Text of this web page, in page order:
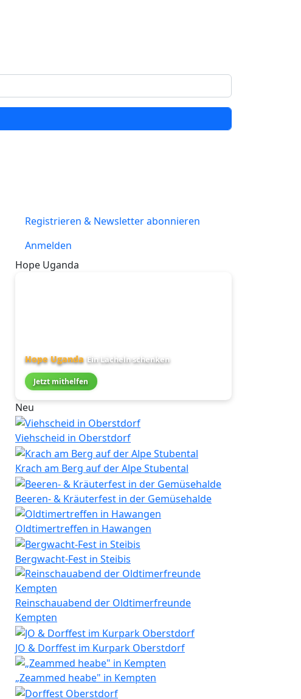
Registrieren & Newsletter abonnieren
Anmelden
Hope Uganda
Hope Uganda Ein Lächeln schenken
Jetzt mithelfen
Neu
Viehscheid in Oberstdorf
Krach am Berg auf der Alpe Stubental
Beeren- & Kräuterfest in der Gemüsehalde
Oldtimertreffen in Hawangen
Bergwacht-Fest in Steibis
Reinschauabend der Oldtimerfreunde
Kempten
JO & Dorffest im Kurpark Oberstdorf
„Zeammed heabe" in Kempten